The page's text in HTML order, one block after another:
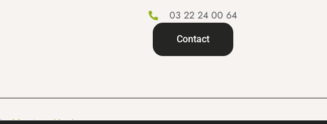
03 22 24 00 64
Contact